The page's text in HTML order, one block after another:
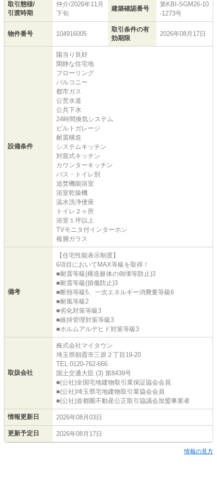
取引態様/
引渡時期
仲介/2026年11月
下旬
建築確認番号
第KBI-SGM26-10
-1273号
物件番号 104916005
取引条件の有
効期限
2026年08月17日
設備条件
陽当り良好
閑静な住宅地
フローリング
バルコニー
都市ガス
公営水道
公共下水
24時間換気システム
ビルトガレージ
耐震構造
システムキッチン
対面式キッチン
カウンターキッチン
バス・トイレ別
追焚機能浴室
浴室乾燥機
温水洗浄便座
トイレ２ヶ所
浴室１坪以上
TVモニタ付インターホン
複層ガラス
備考
【住宅性能表示制度】
6項目においてMAX等級を取得！
■耐震等級(構造躯体の倒壊等防止)3
■耐震等級(損傷防止)3
■断熱等級5、一次エネルギー消費量等級6
■耐風等級2
■劣化対策等級3
■維持管理対策等級3
■ホルムアルデヒド対策等級3
取扱会社
株式会社マイタウン
埼玉県朝霞市三原２丁目19-20
TEL:0120-762-666
国土交通大臣 (3) 第8439号
■(公社)全国宅地建物取引業保証協会会員
■(公社)埼玉県宅地建物取引業協会会員
■(公社)首都圏不動産公正取引協議会加盟事業者
情報更新日 2026年08月03日
更新予定日 2026年08月17日
情報の見方